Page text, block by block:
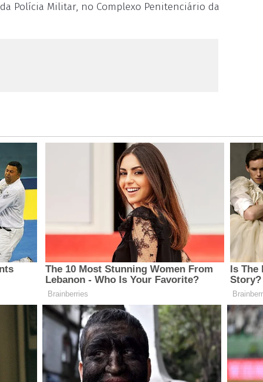
Polícia Militar, no Complexo Penitenciário da